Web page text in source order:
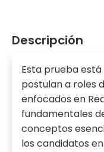
Descripción
Esta prueba
postulan a roles
enfocados en
fundamentales
conceptos
los candidatos